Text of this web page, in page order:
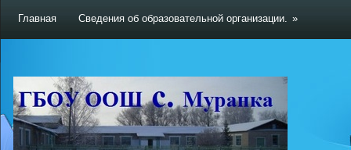
Главная Сведения об образовательной организации. »